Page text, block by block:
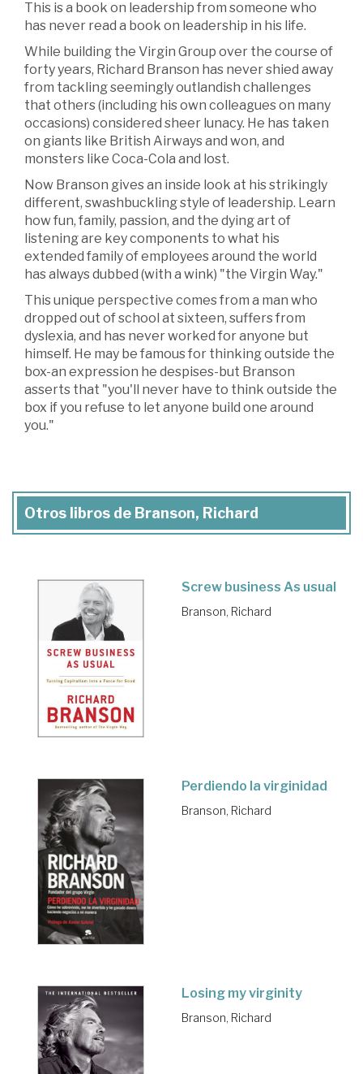
This is a book on leadership from someone who
has never read a book on leadership in his life.
While building the Virgin Group over the course of
forty years, Richard Branson has never shied away
from tackling seemingly outlandish challenges
that others (including his own colleagues on many
occasions) considered sheer lunacy. He has taken
on giants like British Airways and won, and
monsters like Coca-Cola and lost.
Now Branson gives an inside look at his strikingly
different, swashbuckling style of leadership. Learn
how fun, family, passion, and the dying art of
listening are key components to what his
extended family of employees around the world
has always dubbed (with a wink) "the Virgin Way."
This unique perspective comes from a man who
dropped out of school at sixteen, suffers from
dyslexia, and has never worked for anyone but
himself. He may be famous for thinking outside the
box-an expression he despises-but Branson
asserts that "you'll never have to think outside the
box if you refuse to let anyone build one around
you."
Otros libros de Branson, Richard
Screw business As usual
Branson, Richard
Perdiendo la virginidad
Branson, Richard
Losing my virginity
Branson, Richard